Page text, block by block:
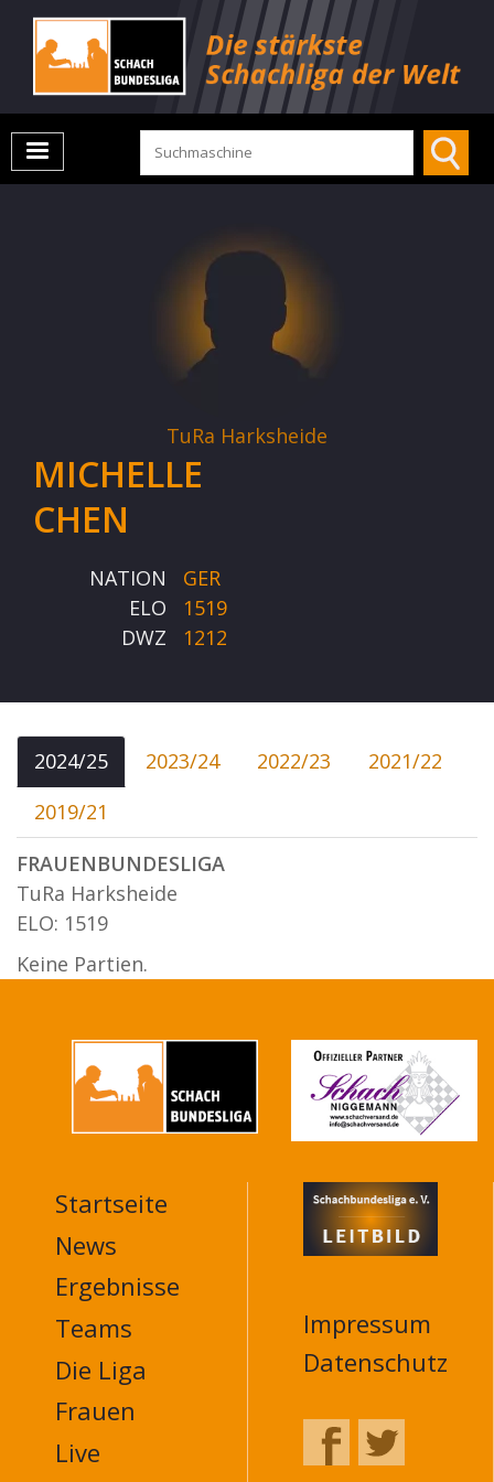
TuRa Harksheide
MICHELLE
CHEN
NATION
GER
ELO
1519
DWZ
1212
2024/25 2023/24 2022/23
2021/22
2019/21
FRAUENBUNDESLIGA
TuRa Harksheide
ELO: 1519
Keine Partien.
MAIN
NAVIGATION
FOOTER
Startseite
News
Ergebnisse
Teams
Die Liga
Frauen
Live
Impressum
Datenschutz